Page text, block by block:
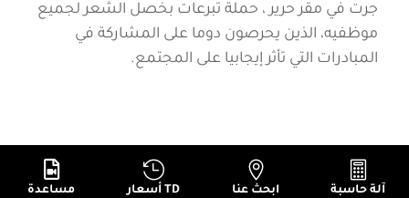
جرت في مقر حرير ، حملة تبرعات بخصل الشعر لجميع
موظفيه، الذين يحرصون دوما على المشاركة في
المبادرات التي تأثر إيجابيا على المجتمع.

مساعدة

أسعار TD

ابحث عنا

آلة حاسبة